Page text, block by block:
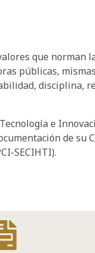
que norman
públicas,
disciplina,
e
de su
SECIHTI).